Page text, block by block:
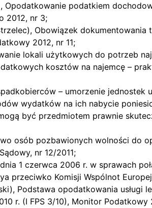
Opodatkowanie podatkiem
2012, nr 3;
Obowiązek
2012, nr 11;
lokali użytkowych do potrzeb
kosztów na najemcę –
– umorzenie
wydatków na ich nabycie
być przedmiotem prawnie
osób pozbawionych wolności do
nr 12/2011;
1 czerwca 2006 r. w sprawach
przeciwko Komisji Wspólnot
Podstawa opodatkowania
r. (I FPS 3/10), Monitor Podatkowy